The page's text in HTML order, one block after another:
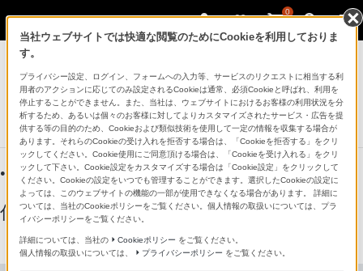
0
空間再現ディスプレイ（Spatial Reality
Display）
空間再現ディスプレイ
ELF-SR2
●：対応 -：該当なし
仕様表
当社ウェブサイトでは快適な閲覧のためにCookieを利用しておりま
す。
プライバシー設定、ログイン、フォームへの入力等、サービスのリクエストに相当する利
用者のアクションに応じてのみ設定されるCookieは通常、必須Cookieと呼ばれ、利用を
停止することができません。また、当社は、ウェブサイトにおけるお客様の利用状況を分
析するため、あるいは個々のお客様に対してよりカスタマイズされたサービス・広告を提
供する等の目的のため、Cookieおよび類似技術を使用して一定の情報を収集する場合が
あります。それらのCookieの受け入れを拒否する場合は、「Cookieを拒否する」をクリ
ックしてください。Cookie使用にご同意頂ける場合は、「Cookieを受け入れる」をクリ
ックして下さい。Cookie設定をカスタマイズする場合は「Cookie設定」をクリックして
ください。Cookieの設定をいつでも管理することができます。選択したCookieの設定に
よっては、このウェブサイトの機能の一部が使用できなくなる場合があります。 詳細に
ついては、当社のCookieポリシーをご覧ください。個人情報の取扱いについては、プラ
イバシーポリシーをご覧ください。
詳細については、当社の Cookieポリシー をご覧ください。
個人情報の取扱いについては、
プライバシーポリシー をご覧ください。